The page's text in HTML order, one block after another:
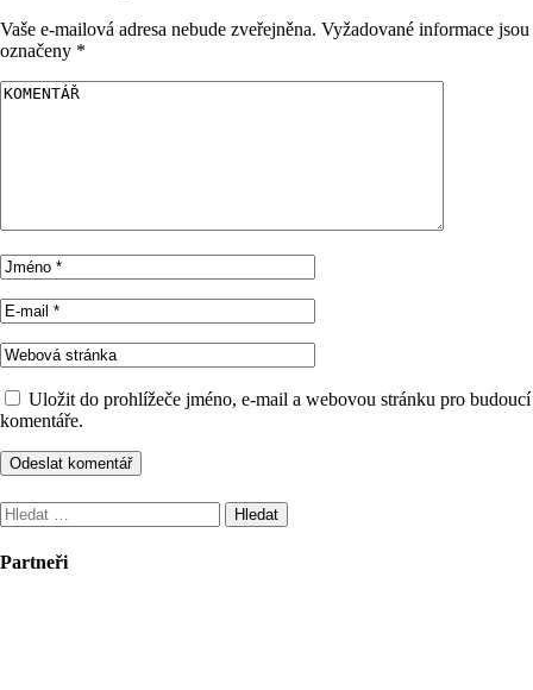
Vaše e-mailová adresa nebude zveřejněna. Vyžadované informace jsou
označeny *
Uložit do prohlížeče jméno, e-mail a webovou stránku pro budoucí
komentáře.
Vyhledávání
Partneři